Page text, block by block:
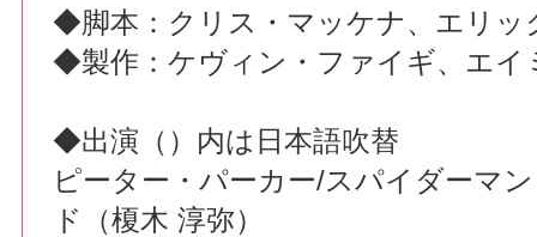
◆脚本：クリス・マッケナ、エリッ
◆製作：ケヴィン・ファイギ、エイ
◆出演（）内は日本語吹替
ピーター・パーカー/スパイダーマ
ド（榎木 淳弥）